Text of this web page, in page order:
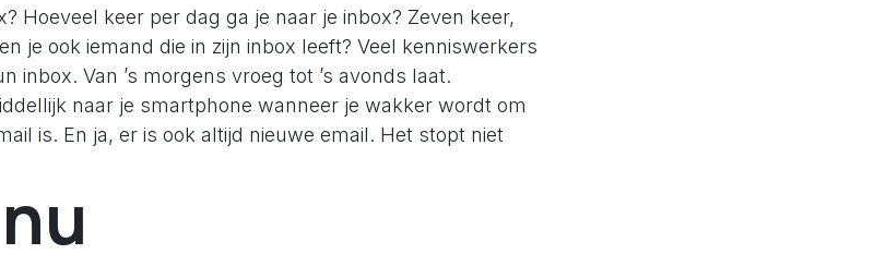
Hoeveel keer per dag ga je naar je inbox? Zeven keer,
je ook iemand die in zijn inbox leeft? Veel kenniswerkers
inbox. Van ’s morgens vroeg tot ’s avonds laat.
naar je smartphone wanneer je wakker wordt om
is. En ja, er is ook altijd nieuwe email. Het stopt niet